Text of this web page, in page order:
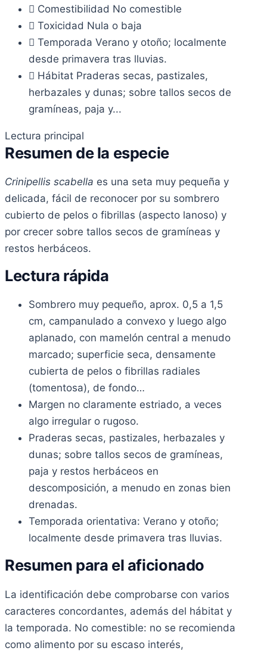
Comestibilidad No comestible
Toxicidad Nula o baja
Temporada Verano y otoño; localmente
desde primavera tras lluvias.
Hábitat Praderas secas, pastizales,
herbazales y dunas; sobre tallos secos de
gramíneas, paja y...
Lectura principal
Resumen de la especie
Crinipellis scabella es una seta muy pequeña y
delicada, fácil de reconocer por su sombrero
cubierto de pelos o fibrillas (aspecto lanoso) y
por crecer sobre tallos secos de gramíneas y
restos herbáceos.
Lectura rápida
Sombrero muy pequeño, aprox. 0,5 a 1,5
cm, campanulado a convexo y luego algo
aplanado, con mamelón central a menudo
marcado; superficie seca, densamente
cubierta de pelos o fibrillas radiales
(tomentosa), de fondo…
Margen no claramente estriado, a veces
algo irregular o rugoso.
Praderas secas, pastizales, herbazales y
dunas; sobre tallos secos de gramíneas,
paja y restos herbáceos en
descomposición, a menudo en zonas bien
drenadas.
Temporada orientativa: Verano y otoño;
localmente desde primavera tras lluvias.
Resumen para el aficionado
La identificación debe comprobarse con varios
caracteres concordantes, además del hábitat y
la temporada. No comestible: no se recomienda
como alimento por su escaso interés,